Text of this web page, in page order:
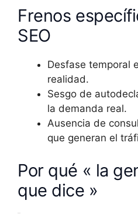
Frenos
SEO
Desfase temporal
realidad.
Sesgo de
la demanda real.
Ausencia de
que generan el
Por qué « la
que dice »